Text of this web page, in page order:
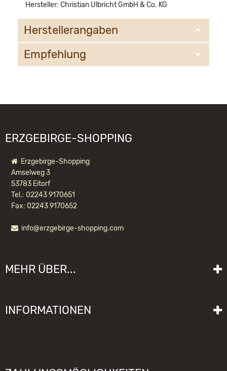
Hersteller: Christian Ulbricht GmbH & Co. KG
Herstellerangaben
Christian Ulbricht GmbH & Co. KG
Empfehlung
ERZGEBIRGE-SHOPPING
Erzgebirge-Shopping
Amselweg 3
53783 Eitorf
Tel.: 02243 9170651
Fax: 02243 9170652
info@erzgebirge-shopping.com
MEHR ÜBER...
Lieferzeit
INFORMATIONEN
Schwibbogen funktioniert nicht